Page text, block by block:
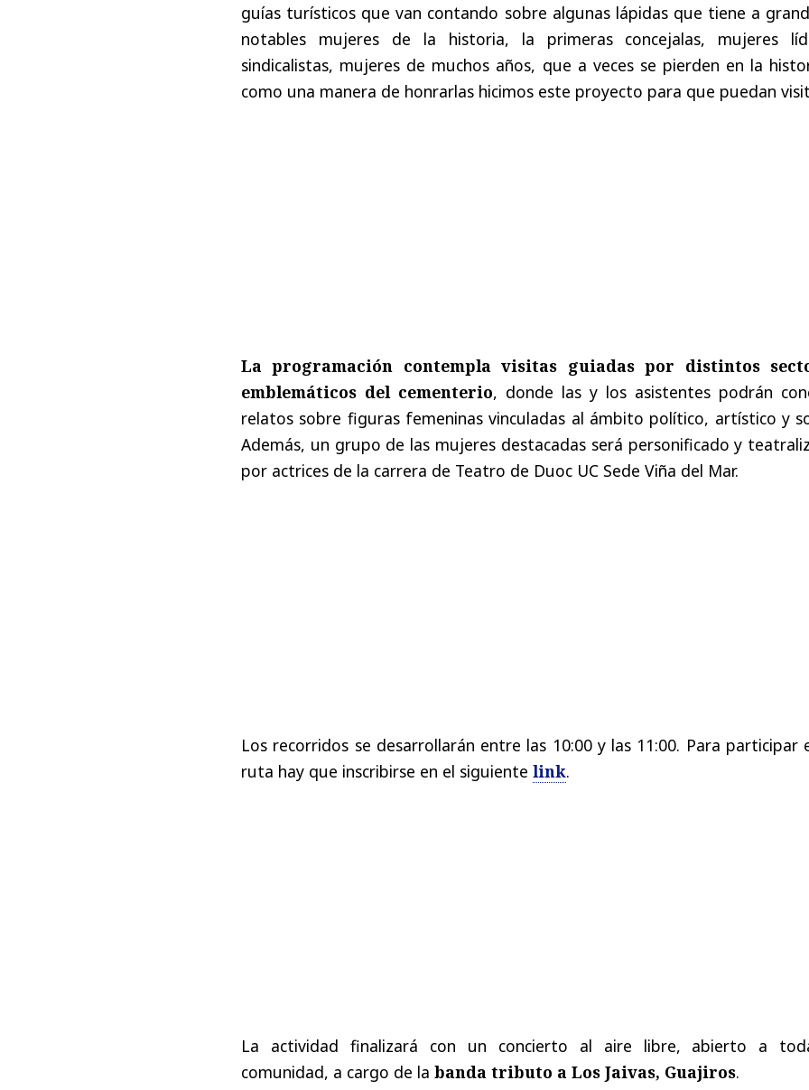
guías turísticos que van contando sobre algunas lápidas que tiene a
notables mujeres de la historia, la primeras concejalas, mujeres
sindicalistas, mujeres de muchos años, que a veces se pierden en la
como una manera de honrarlas hicimos este proyecto para que puedan
La programación contempla visitas guiadas por distintos
emblemáticos del cementerio, donde las y los asistentes podrán
relatos sobre figuras femeninas vinculadas al ámbito político, artístico y
Además, un grupo de las mujeres destacadas será personificado y
por actrices de la carrera de Teatro de Duoc UC Sede Viña del Mar.
Los recorridos se desarrollarán entre las 10:00 y las 11:00. Para participar
ruta hay que inscribirse en el siguiente link.
La actividad finalizará con un concierto al aire libre, abierto a
comunidad, a cargo de la banda tributo a Los Jaivas, Guajiros.